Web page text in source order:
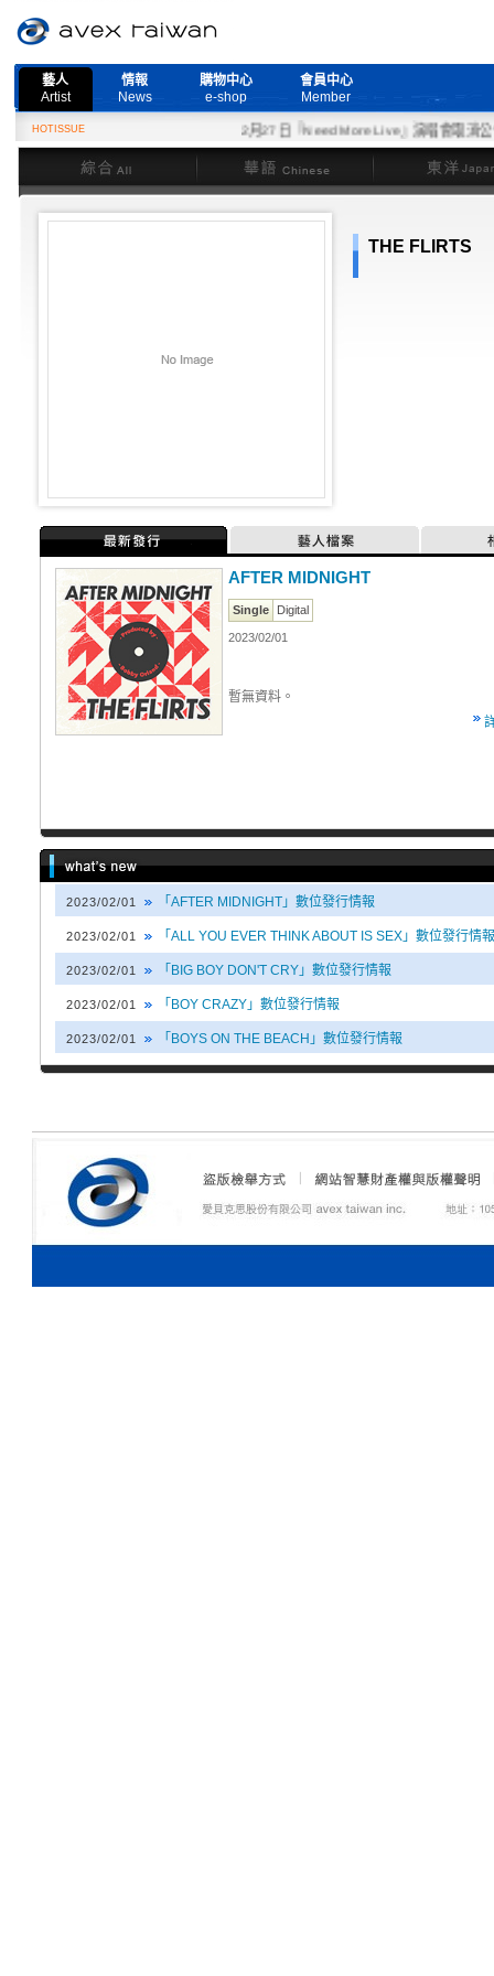
藝人
Artist
情報
News
購物中心
e-shop
會員中心
Member
HOTISSUE
2月27日『Need More Live』演唱會取消公告
綜合
華語 東洋
THE FLIRTS
最新發行 藝人檔案
AFTER MIDNIGHT
Single Digital
2023/02/01
暫無資料。
2023/02/01 「AFTER MIDNIGHT」數位發行情報
2023/02/01 「ALL YOU EVER THINK ABOUT IS SEX」數位發行情報
2023/02/01 「BIG BOY DON'T CRY」數位發行情報
2023/02/01 「BOY CRAZY」數位發行情報
2023/02/01 「BOYS ON THE BEACH」數位發行情報